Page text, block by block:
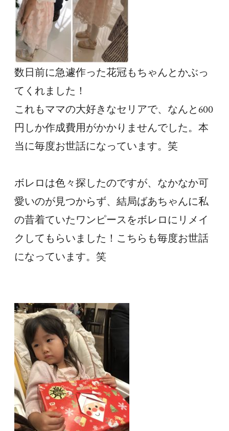
数日前に急遽作った花冠もちゃんとかぶっ
てくれました！
これもママの大好きなセリアで、なんと600
円しか作成費用がかかりませんでした。本
当に毎度お世話になっています。笑
ボレロは色々探したのですが、なかなか可
愛いのが見つからず、結局ばあちゃんに私
の昔着ていたワンピースをボレロにリメイ
クしてもらいました！こちらも毎度お世話
になっています。笑